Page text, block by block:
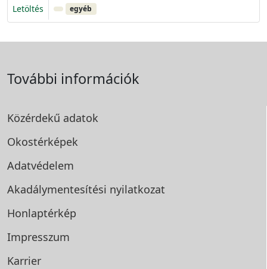
Letöltés egyéb
További információk
Közérdekű adatok
Okostérképek
Adatvédelem
Akadálymentesítési nyilatkozat
Honlaptérkép
Impresszum
Karrier